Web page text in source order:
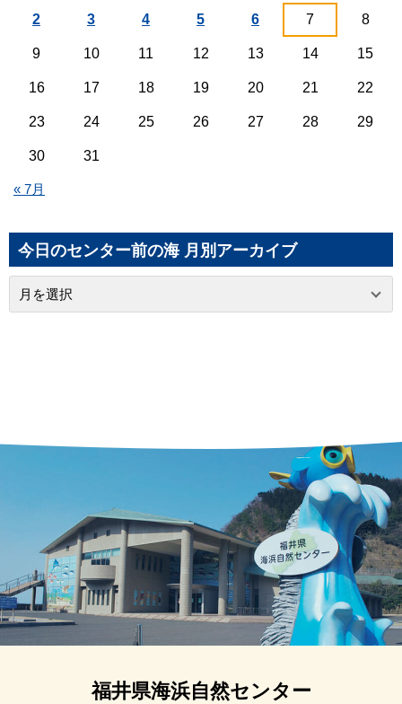
« 7月
2 3 4 5 6 7 8
9 10 11 12 13 14 15
16 17 18 19 20 21 22
23 24 25 26 27 28 29
30 31
今日のセンター前の海 月別アーカイブ
福井県海浜自然センター